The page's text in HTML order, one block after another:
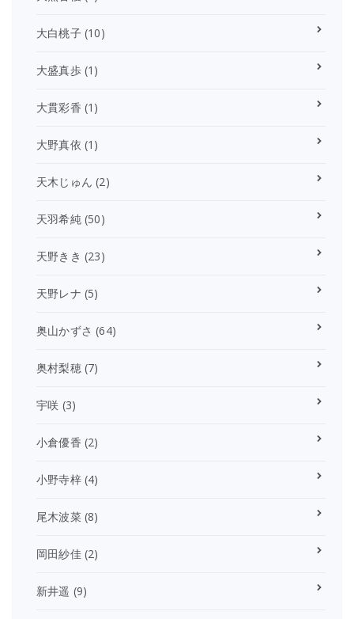
大白桃子(10)
大盛真歩(1)
大貫彩香 (1)
大野真依 (1)
天木じゅん (2)
天羽希純(50)
天野きき (23)
天野レナ (5)
奥山かずさ (64)
奥村梨穂(7)
宇咲 (3)
小倉優香 (2)
小野寺梓(4)
尾木波菜(8)
岡田紗佳(2)
新井遥 (9)